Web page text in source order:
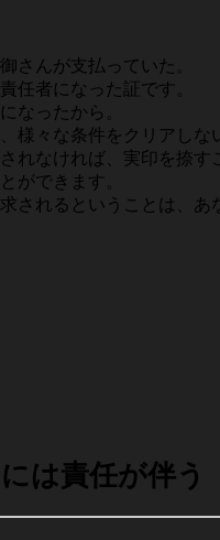
さんが支払っていた。
任者になった証です。
なったから。
様々な条件をクリアしな
れなければ、実印を捺す
ができます。
されるということは、
は責任が伴う